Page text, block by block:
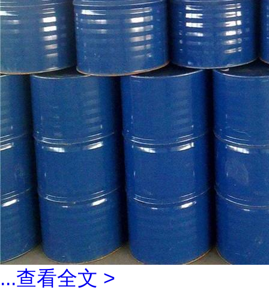
...查看全文 >